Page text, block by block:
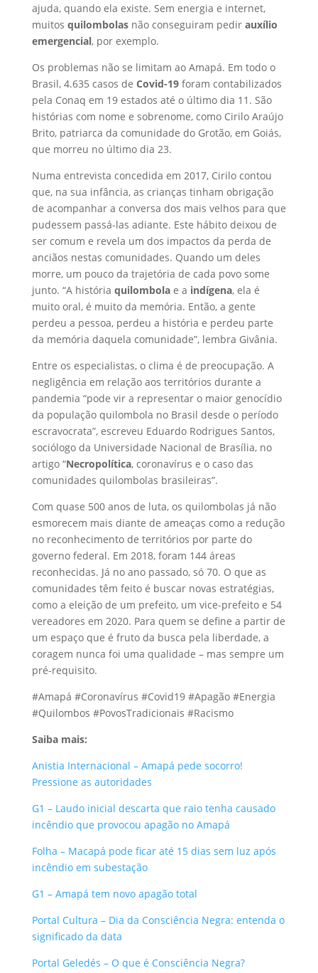
ajuda, quando ela existe. Sem energia e internet,
muitos quilombolasnão conseguiram pedir auxílio
emergencial, por exemplo.
Os problemas não se limitam ao Amapá. Em todo o
Brasil, 4.635 casos de Covid-19foram contabilizados
pela Conaq em 19 estados até o último dia 11. São
histórias com nome e sobrenome, como Cirilo Araújo
Brito, patriarca da comunidade do Grotão, em Goiás,
que morreu no último dia 23.
Numa entrevista concedida em 2017, Cirilo contou
que, na sua infância, as crianças tinham obrigação
de acompanhar a conversa dos mais velhos para que
pudessem passá-las adiante. Este hábito deixou de
ser comum e revela um dos impactos da perda de
anciãos nestas comunidades. Quando um deles
morre, um pouco da trajetória de cada povo some
junto. “A história quilombolae a indígena, ela é
muito oral, é muito da memória. Então, a gente
perdeu a pessoa, perdeu a história e perdeu parte
da memória daquela comunidade”, lembra Givânia.
Entre os especialistas, o clima é de preocupação. A
negligência em relação aos territórios durante a
pandemia “pode vir a representar o maior genocídio
da população quilombola no Brasil desde o período
escravocrata”, escreveu Eduardo Rodrigues Santos,
sociólogo da Universidade Nacional de Brasília, no
artigo “Necropolítica, coronavírus e o caso das
comunidades quilombolas brasileiras”.
Com quase 500 anos de luta, os quilombolas já não
esmorecem mais diante de ameaças como a redução
no reconhecimento de territórios por parte do
governo federal. Em 2018, foram 144 áreas
reconhecidas. Já no ano passado, só 70. O que as
comunidades têm feito é buscar novas estratégias,
como a eleição de um prefeito, um vice-prefeito e 54
vereadores em 2020. Para quem se define a partir de
um espaço que é fruto da busca pela liberdade, a
coragem nunca foi uma qualidade – mas sempre um
pré-requisito.
#Amapá #Coronavírus #Covid19 #Apagão #Energia
#Quilombos #PovosTradicionais #Racismo
Saiba mais:
Anistia Internacional – Amapá pede socorro!
Pressione as autoridades
G1 – Laudo inicial descarta que raio tenha causado
incêndio que provocou apagão no Amapá
Folha – Macapá pode ficar até 15 dias sem luz após
incêndio em subestação
G1 – Amapá tem novo apagão total
Portal Cultura – Dia da Consciência Negra: entenda o
significado da data
Portal Geledés – O que é Consciência Negra?